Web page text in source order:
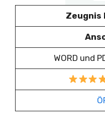
Zeugnis
WORD und